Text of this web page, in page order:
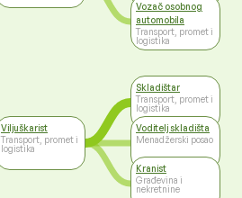
Viljuškarist
Transport, promet i
logistika
Vozač osobnog
automobila
Transport, promet i
logistika
Skladištar
Transport, promet i
logistika
Voditelj skladišta
Menadžerski posao
Kranist
Građevina i
nekretnine